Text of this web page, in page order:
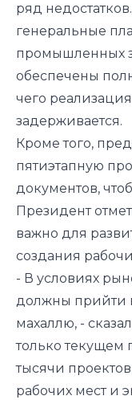
ряд
генеральные
промышленных
обеспечены
чего
задерживается.
Кроме того,
пятиэтапную
документов,
Президент
важно для
создания
- В условиях
должны прийти
махаллю, -
только текущем
тысячи
рабочих мест и